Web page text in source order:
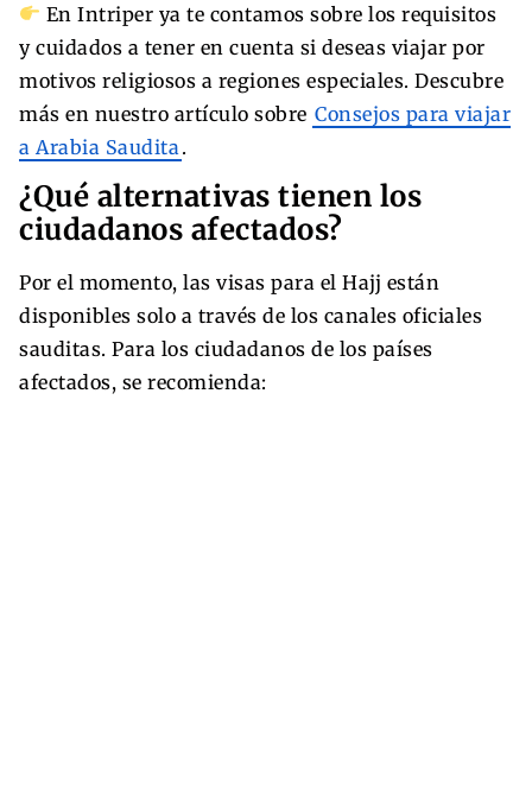
En Intriper ya te contamos sobre los requisitos
y cuidados a tener en cuenta si deseas viajar por
motivos religiosos a regiones especiales. Descubre
más en nuestro artículo sobre Consejos para viajar
a Arabia Saudita .
¿Qué alternativas tienen los
ciudadanos afectados?
Por el momento, las visas para el Hajj están
disponibles solo a través de los canales oficiales
sauditas. Para los ciudadanos de los países
afectados, se recomienda: